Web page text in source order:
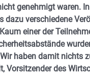
genehmigt waren.
dazu verschiedene
einer der
haben damit nichts
Vorsitzender des